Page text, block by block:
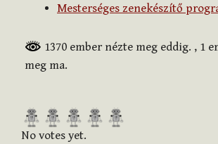
Mesterséges zenekészítő
1370 ember nézte meg eddig. , 1
meg ma.
R
a
No votes yet.